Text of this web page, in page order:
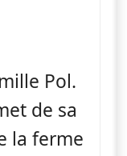
Pol.
de sa
la ferme